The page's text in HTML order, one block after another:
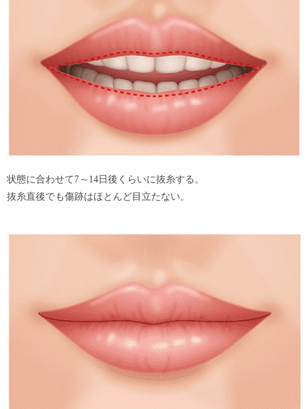
状態に合わせて7～14日後くらいに抜糸する。
抜糸直後でも傷跡はほとんど目立たない。